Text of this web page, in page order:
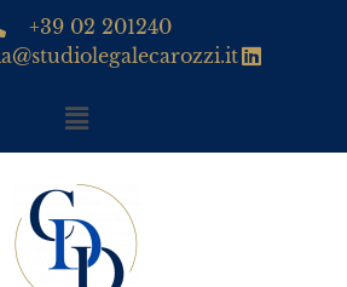
+39 02 201240